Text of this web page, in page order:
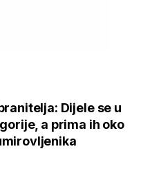
Dijele se u
a prima ih oko